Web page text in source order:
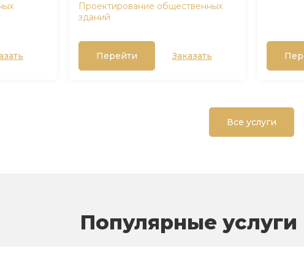
Проектирование общественных
зданий
Перейти Заказать
Все услуги
Популярные услуги